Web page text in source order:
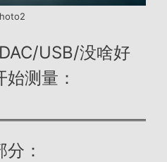
USB/没啥好
测量：
：